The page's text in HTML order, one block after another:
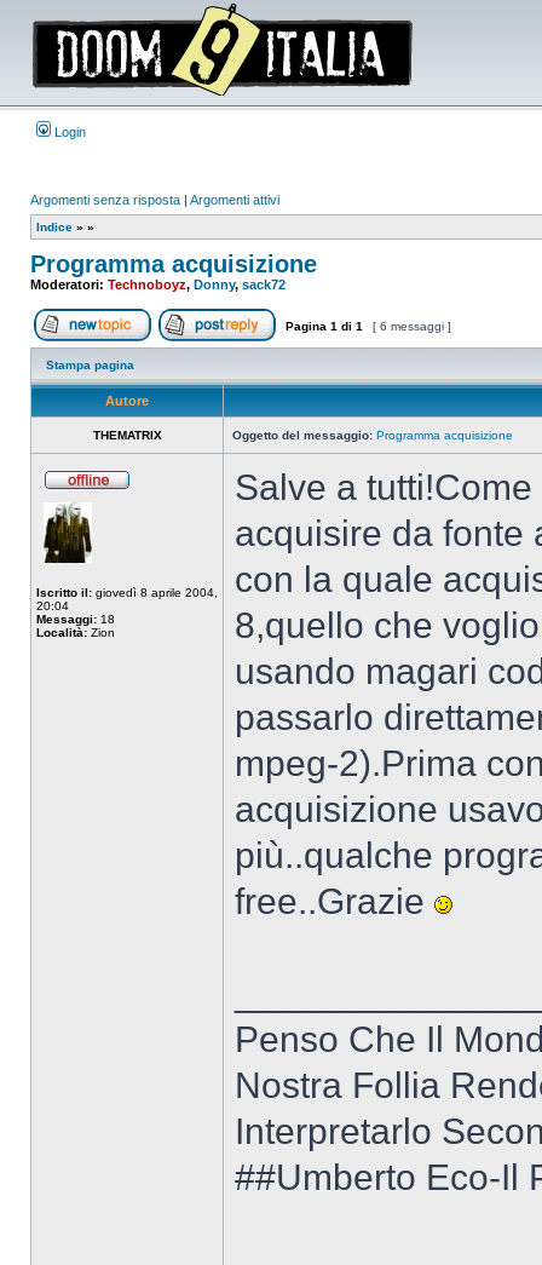
Login
Argomenti senza risposta | Argomenti attivi
Indice » »
Programma acquisizione
Moderatori: Technoboyz, Donny, sack72
Apri un nuovo argomentoRispondi all’argomento
Pagina 1 di 1 [ 6 messaggi ]
Stampa pagina
Autore
THEMATRIX Oggetto del messaggio: Programma acquisizione
Iscritto il: giovedì 8 aprile 2004,
20:04
Messaggi: 18
Località: Zion
Salve a
acquisire da fonte
con la quale
8,quello che
usando magari
passarlo
mpeg-2).Prima
acquisizione
più..qualche
free..Grazie
Penso Che Il
Nostra Follia
Interpretarlo
##Umberto Eco-Il